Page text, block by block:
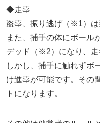
◆走塁
盗塁、振り逃げ（※1）は
また、捕手の体にボール
デッド（※2）になり、走
しかし、捕手に触れずボ
け進塁が可能です。その
トになります。